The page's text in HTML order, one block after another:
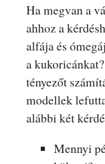
Ha megvan a
ahhoz a
alfája és
a
tényezőt
modellek
alábbi két
Mennyi